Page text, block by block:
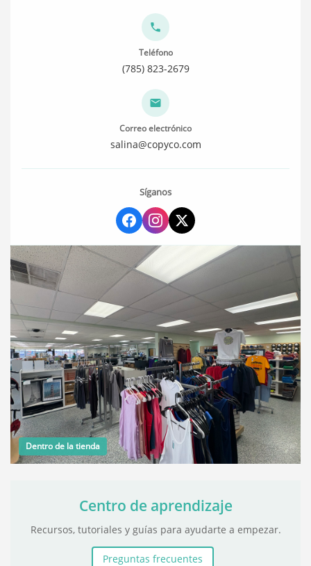
Teléfono
(785) 823-2679
Correo electrónico
salina@copyco.com
Síganos
Dentro de la tienda
Centro de aprendizaje
Recursos, tutoriales y guías para ayudarte a empezar.
Preguntas frecuentes